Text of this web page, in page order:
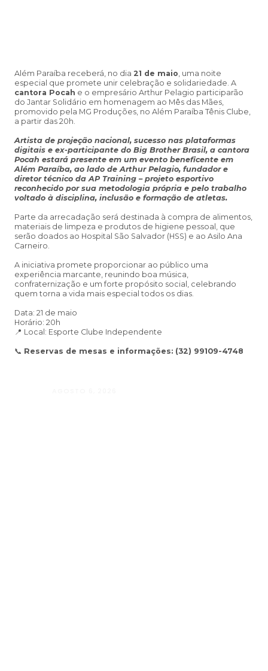
Além Paraíba receberá, no dia 21 de maio , uma noite
especial que promete unir celebração e solidariedade. A
cantora Pocah e o empresário Arthur Pelagio participarão
do Jantar Solidário em homenagem ao Mês das Mães,
promovido pela MG Produções, no Além Paraíba Tênis Clube,
a partir das 20h.
Artista de projeção nacional, sucesso nas plataformas
digitais e ex-participante do Big Brother Brasil, a cantora
Pocah estará presente em um evento beneficente em
Além Paraíba, ao lado de Arthur Pelagio, fundador e
diretor técnico da AP Training – projeto esportivo
reconhecido por sua metodologia própria e pelo trabalho
voltado à disciplina, inclusão e formação de atletas.
Parte da arrecadação será destinada à compra de alimentos,
materiais de limpeza e produtos de higiene pessoal, que
serão doados ao Hospital São Salvador (HSS) e ao Asilo Ana
Carneiro.
A iniciativa promete proporcionar ao público uma
experiência marcante, reunindo boa música,
confraternização e um forte propósito social, celebrando
quem torna a vida mais especial todos os dias.
Data: 21 de maio
Horário: 20h
📍 Local: Esporte Clube Independente
📞 Reservas de mesas e informações: (32) 99109-4748